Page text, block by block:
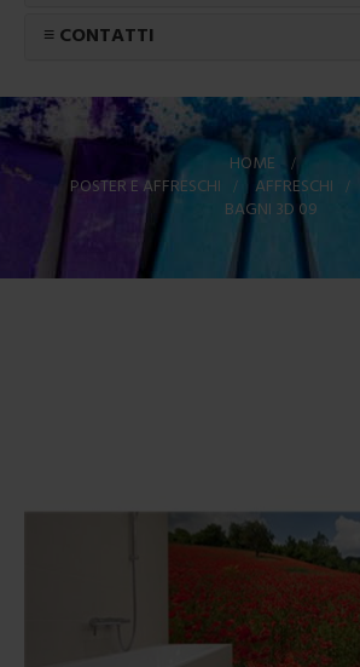
≡ CONTATTI
HOME
>
POSTER E AFFRESCHI > AFFRESCHI >
BAGNI 3D 09